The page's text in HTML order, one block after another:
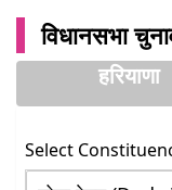
विधानसभा
हरियाणा
Select